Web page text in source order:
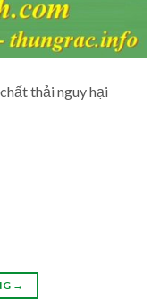
thải nguy hại
→